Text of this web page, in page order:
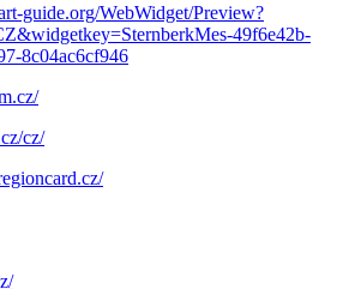
guide.org/WebWidget/Preview?
49f6e42b-
8c04ac6cf946
cz/